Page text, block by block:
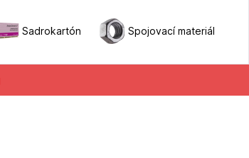
Sadrokartón Spojovací materiál